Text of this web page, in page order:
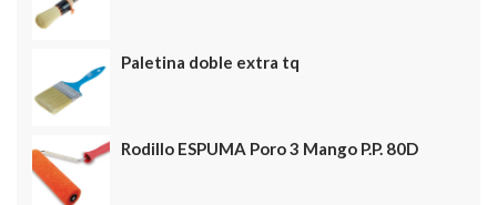
Paletina doble extra tq
Rodillo ESPUMA Poro 3 Mango P.P. 80D